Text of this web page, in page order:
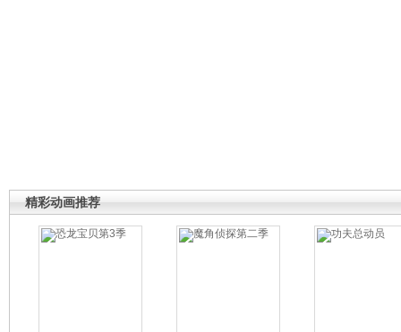
精彩动画推荐